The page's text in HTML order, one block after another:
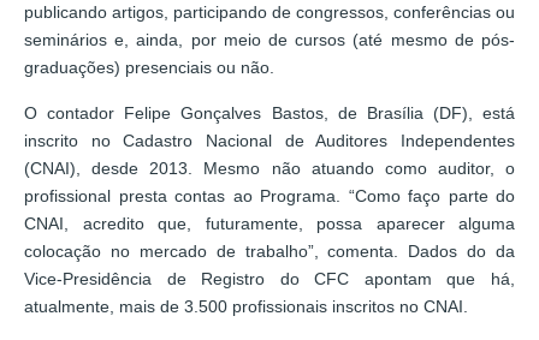
publicando artigos, participando de congressos, conferências ou
seminários e, ainda, por meio de cursos (até mesmo de pós-
graduações) presenciais ou não.
O contador Felipe Gonçalves Bastos, de Brasília (DF), está
inscrito no Cadastro Nacional de Auditores Independentes
(CNAI), desde 2013. Mesmo não atuando como auditor, o
profissional presta contas ao Programa. “Como faço parte do
CNAI, acredito que, futuramente, possa aparecer alguma
colocação no mercado de trabalho”, comenta. Dados do da
Vice-Presidência de Registro do CFC apontam que há,
atualmente, mais de 3.500 profissionais inscritos no CNAI.